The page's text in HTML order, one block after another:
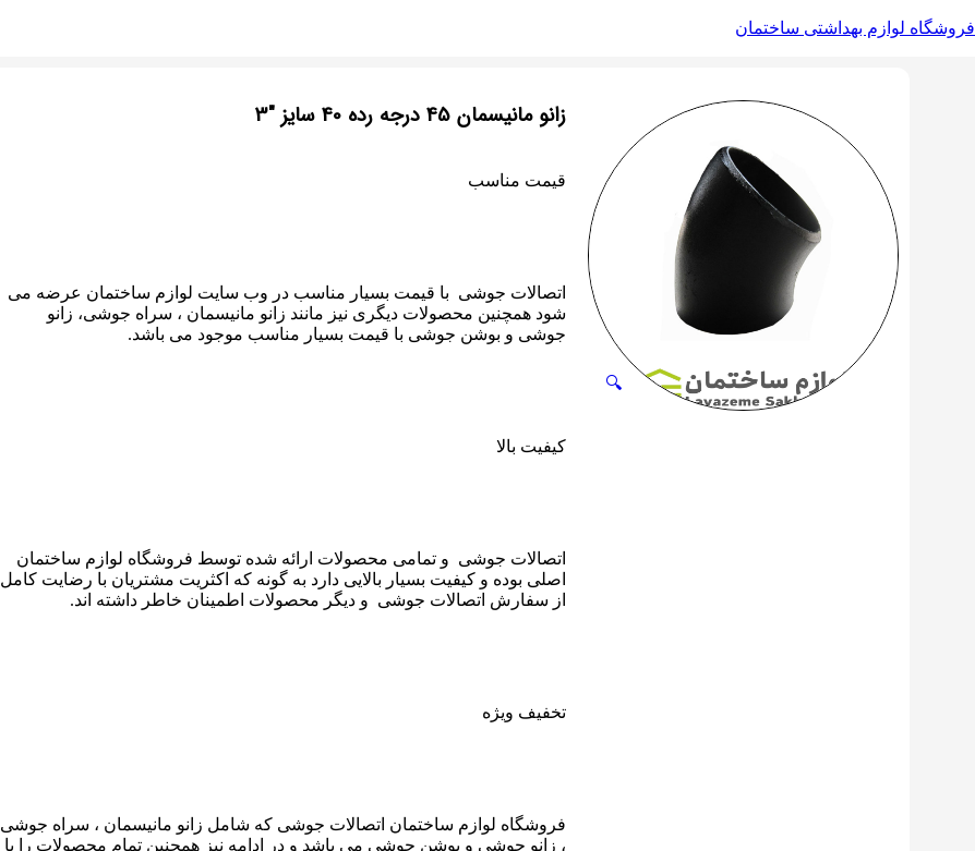
فروشگاه لوازم بهداشتی ساختمان
🔍
زانو مانیسمان 45 درجه رده 40 سایز "3
قیمت مناسب
اتصالات جوشی با قیمت بسیار مناسب در وب سایت لوازم ساختمان عرضه می
شود همچنین محصولات دیگری نیز مانند زانو مانیسمان ، سراه جوشی، زانو
جوشی و بوشن جوشی با قیمت بسیار مناسب موجود می باشد.
کیفیت بالا
اتصالات جوشی و تمامی محصولات ارائه شده توسط فروشگاه لوازم ساختمان
اصلی بوده و کیفیت بسیار بالایی دارد به گونه که اکثریت مشتریان با رضایت کامل
از سفارش اتصالات جوشی و دیگر محصولات اطمینان خاطر داشته اند.
تخفیف ویژه
فروشگاه لوازم ساختمان اتصالات جوشی که شامل زانو مانیسمان ، سراه جوشی
، زانو جوشی و بوشن جوشی می باشد و در ادامه نیز همچنین تمام محصولات را با